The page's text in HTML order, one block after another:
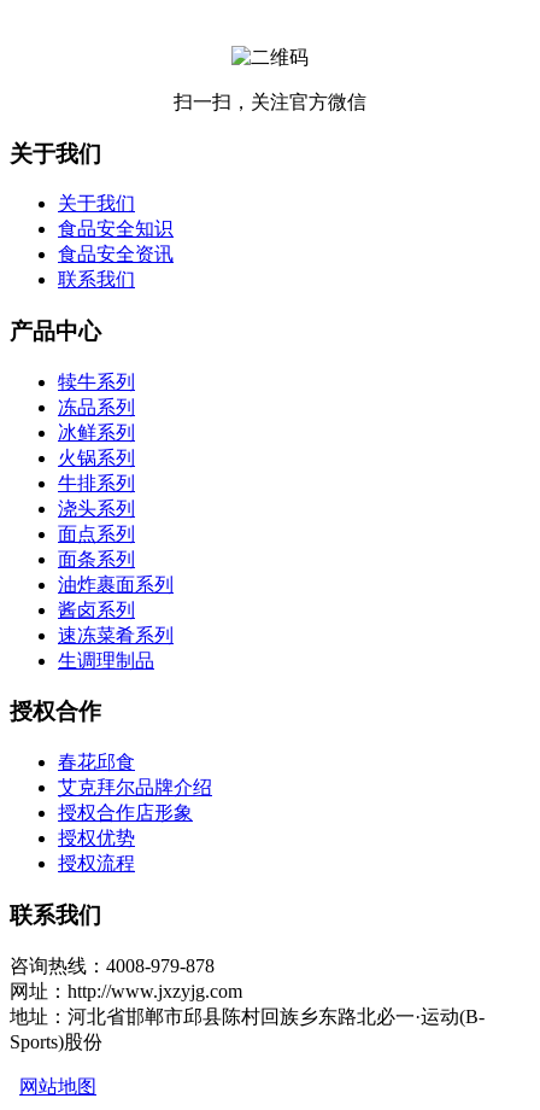
扫一扫，关注官方微信
关于我们
关于我们
食品安全知识
食品安全资讯
联系我们
产品中心
犊牛系列
冻品系列
冰鲜系列
火锅系列
牛排系列
浇头系列
面点系列
面条系列
油炸裹面系列
酱卤系列
速冻菜肴系列
生调理制品
授权合作
春花邱食
艾克拜尔品牌介绍
授权合作店形象
授权优势
授权流程
联系我们
咨询热线：4008-979-878
网址：http://www.jxzyjg.com
地址：河北省邯郸市邱县陈村回族乡东路北必一·运动(B-
Sports)股份
网站地图